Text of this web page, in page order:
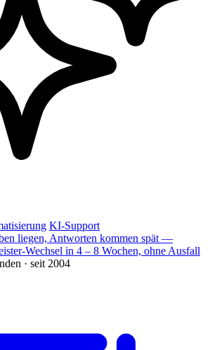
KI-Support
liegen, Antworten kommen spät —
Wechsel in 4 – 8 Wochen, ohne Ausfall
· seit 2004